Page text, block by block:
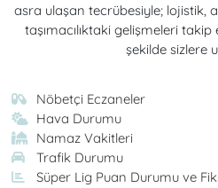
asra ulaşan tecrübesiyle; lojistik,
taşımacılıktaki gelişmeleri takip
şekilde sizlere
Nöbetçi Eczaneler
Hava Durumu
Namaz Vakitleri
Trafik Durumu
Süper Lig Puan Durumu ve